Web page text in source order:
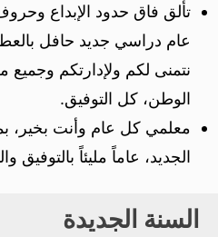
تألق فاق حدود الإبداع
عام دراسي جديد حافل
نتمنى لكم ولإدارتكم وجميع
الوطن، كل التوفيق.
معلمي كل عام وأنت بخير،
الجديد، عاماً مليئاً بالتوفيق
السنة الجديدة